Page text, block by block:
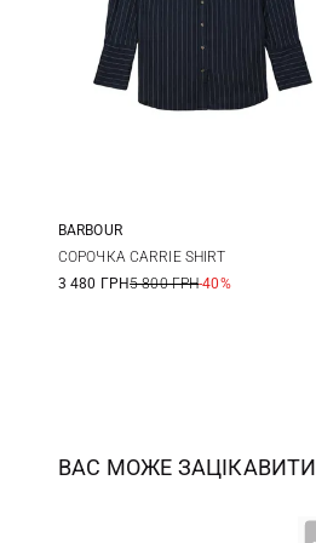
8 10
BARBOUR
СОРОЧКА CARRIE SHIRT
3 480 ГРН5 800 ГРН-40%
ВАС МОЖЕ ЗАЦІКАВИТИ